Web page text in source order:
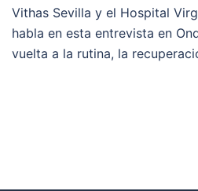
Vithas Sevilla y el Hospital
habla en esta entrevista en
vuelta a la rutina, la